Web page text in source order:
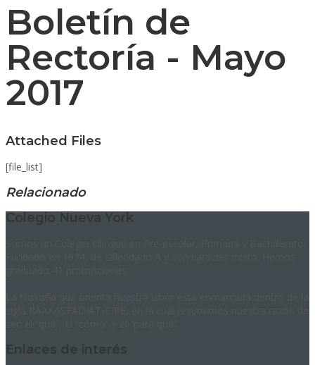
Boletín de
Rectoría - Mayo
2017
Attached Files
[file_list]
Relacionado
Colegio Nueva York
Enlaces de interés